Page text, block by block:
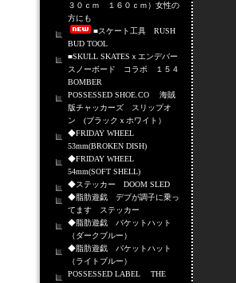
３０ｃｍ １６０ｃｍ）女性の
方にも
■スケート工具 RUSH
BUD TOOL
■SKULL SKATESｘエンデバー
スノーボード コラボ １５４
BOMBER
POSSESSED SHOE.CO 海賊
版チャッカーズ スリップオ
ン (ブラックｘホワイト）
◆FRIDAY WHEEL
53mm(BROKEN DISH)
◆FRIDAY WHEEL
54mm(SOFT SHELL)
◆ステッカー DOOM SLED
◆脂肪遊戯 デブが調子に乗っ
てます ステッカー
◆脂肪遊戯 バケットハット
（ダークブルー）
◆脂肪遊戯 バケットハット
（ライトブルー）
POSSESSED LABEL THE